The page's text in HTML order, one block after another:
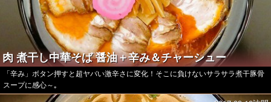
肉 煮干し中華そば 醤油＋辛み＆チャーシュー
「辛み」ボタン押すと超ヤバい激辛さに変化！そこに負けないサラサラ煮干豚骨
スープに感心～｡